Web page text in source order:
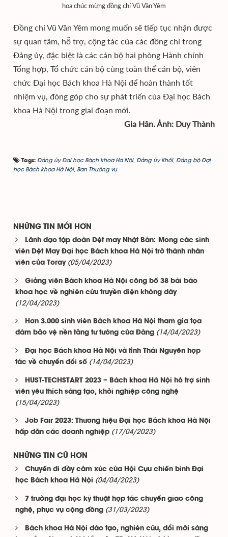
hoa chúc mừng đồng chí Vũ Văn Yêm
Đồng chí Vũ Văn Yêm mong muốn sẽ tiếp tục nhận được
sự quan tâm, hỗ trợ, cộng tác của các đồng chí trong
Đảng ủy, đặc biệt là các cán bộ hai phòng Hành chính
Tổng hợp, Tổ chức cán bộ cùng toàn thể cán bộ, viên
chức Đại học Bách khoa Hà Nội để hoàn thành tốt
nhiệm vụ, đóng góp cho sự phát triển của Đại học Bách
khoa Hà Nội trong giai đoạn mới.
Gia Hân. Ảnh: Duy Thành
Tags: Đảng ủy Đại học Bách khoa Hà Nội, Đảng ủy Khối, Đảng bộ Đại
học Bách khoa Hà Nội, Ban Thường vụ
NHỮNG TIN MỚI HƠN
Lãnh đạo tập đoàn Dệt may Nhật Bản: Mong các sinh
viên Dệt May Đại học Bách khoa Hà Nội trở thành nhân
viên của Toray (05/04/2023)
Giảng viên Bách khoa Hà Nội công bố 38 bài báo
khoa học về nghiên cứu truyền điện không dây
(12/04/2023)
Hơn 3.000 sinh viên Bách khoa Hà Nội tham gia tọa
đàm bảo vệ nền tảng tư tưởng của Đảng (14/04/2023)
Đại học Bách khoa Hà Nội và tỉnh Thái Nguyên hợp
tác về chuyển đổi số (14/04/2023)
HUST-TECHSTART 2023 – Bách khoa Hà Nội hỗ trợ sinh
viên yêu thích sáng tạo, khởi nghiệp công nghệ
(15/04/2023)
Job Fair 2023: Thương hiệu Đại học Bách khoa Hà Nội
hấp dẫn các doanh nghiệp (17/04/2023)
NHỮNG TIN CŨ HƠN
Chuyến đi đầy cảm xúc của Hội Cựu chiến binh Đại
học Bách khoa Hà Nội (04/04/2023)
7 trường đại học kỹ thuật hợp tác chuyển giao công
nghệ, phục vụ cộng đồng (31/03/2023)
Bách khoa Hà Nội đào tạo, nghiên cứu, đổi mới sáng